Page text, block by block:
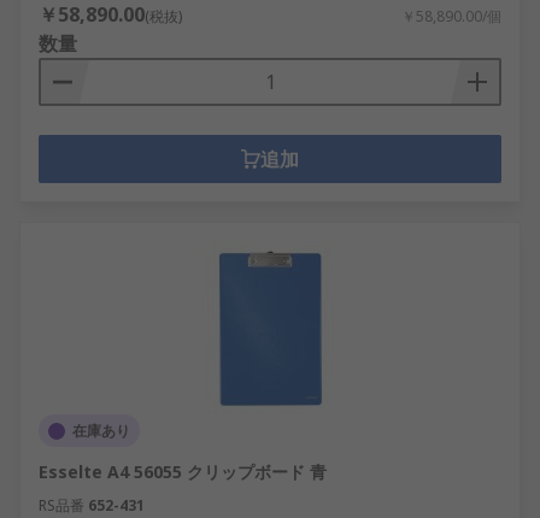
￥58,890.00(税抜) ￥58,890.00/個
数量
追加
在庫あり
Esselte A4 56055 クリップボード 青
RS品番 652-431